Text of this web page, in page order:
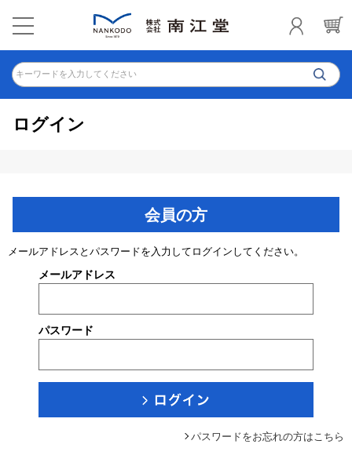
キーワードを入力してください
ログイン
会員の方
メールアドレスとパスワードを入力してログインしてください。
メールアドレス
パスワード
パスワードをお忘れの方はこちら